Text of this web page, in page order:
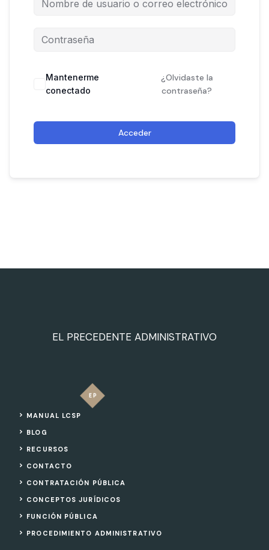
Mantenerme
conectado
¿Olvidaste la
contraseña?
Acceder
EL PRECEDENTE ADMINISTRATIVO
MANUAL LCSP
BLOG
RECURSOS
CONTACTO
CONTRATACIÓN PÚBLICA
CONCEPTOS JURÍDICOS
FUNCIÓN PÚBLICA
PROCEDIMIENTO ADMINISTRATIVO